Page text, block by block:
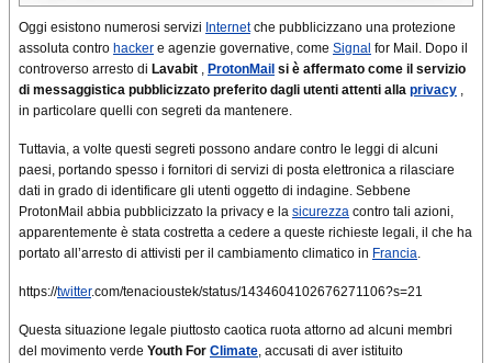
Oggi esistono numerosi servizi Internetche pubblicizzano una protezione
assoluta contro hacker e agenzie governative, come Signal for Mail. Dopo il
controverso arresto di Lavabit , ProtonMail si è affermato come il servizio
di messaggistica pubblicizzato preferito dagli utenti attenti alla privacy ,
in particolare quelli con segreti da mantenere.
Tuttavia, a volte questi segreti possono andare contro le leggi di alcuni
paesi, portando spesso i fornitori di servizi di posta elettronica a rilasciare
dati in grado di identificare gli utenti oggetto di indagine. Sebbene
ProtonMail abbia pubblicizzato la privacy e la sicurezza contro tali azioni,
apparentemente è stata costretta a cedere a queste richieste legali, il che ha
portato all’arresto di attivisti per il cambiamento climatico in Francia.
https://twitter.com/tenacioustek/status/1434604102676271106?s=21
Questa situazione legale piuttosto caotica ruota attorno ad alcuni membri
del movimento verde Youth For Climate, accusati di aver istituito